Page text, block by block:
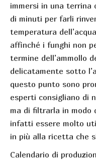
immersi in una terrina
di minuti per farli
temperatura
affinché i funghi non
termine dell’ammollo
delicatamente sotto
questo punto sono
esperti consigliano di
ma di filtrarla in modo
infatti essere molto
in più alla ricetta che
Calendario di